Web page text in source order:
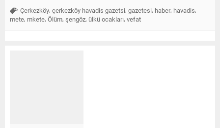
Çerkezköy, çerkezköy havadis gazetsi, gazetesi, haber, havadis,
mete, mkete, Ölüm, şengöz, ülkü ocakları, vefat